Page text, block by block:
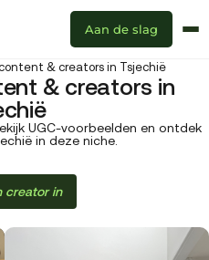
Aan de slag
& creators in Tsjechië
& creators in
UGC-voorbeelden en ontdek
in deze niche.
creator in